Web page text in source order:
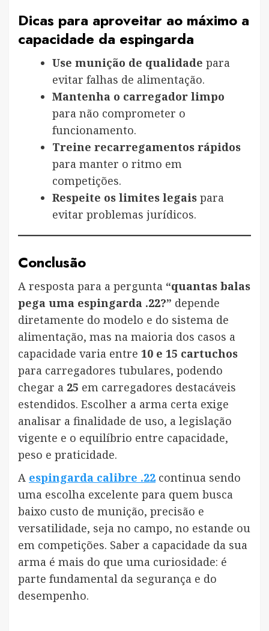
Dicas para aproveitar ao máximo a
capacidade da espingarda
Use munição de qualidade para
evitar falhas de alimentação.
Mantenha o carregador limpo
para não comprometer o
funcionamento.
Treine recarregamentos rápidos
para manter o ritmo em
competições.
Respeite os limites legais para
evitar problemas jurídicos.
Conclusão
A resposta para a pergunta “quantas balas
pega uma espingarda .22?” depende
diretamente do modelo e do sistema de
alimentação, mas na maioria dos casos a
capacidade varia entre 10 e 15 cartuchos
para carregadores tubulares, podendo
chegar a 25 em carregadores destacáveis
estendidos. Escolher a arma certa exige
analisar a finalidade de uso, a legislação
vigente e o equilíbrio entre capacidade,
peso e praticidade.
A espingarda calibre .22 continua sendo
uma escolha excelente para quem busca
baixo custo de munição, precisão e
versatilidade, seja no campo, no estande ou
em competições. Saber a capacidade da sua
arma é mais do que uma curiosidade: é
parte fundamental da segurança e do
desempenho.